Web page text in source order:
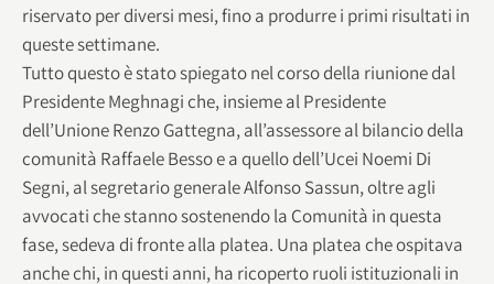
riservato per diversi mesi, fino a produrre i primi risultati in
queste settimane.
Tutto questo è stato spiegato nel corso della riunione dal
Presidente Meghnagi che, insieme al Presidente
dell’Unione Renzo Gattegna, all’assessore al bilancio della
comunità Raffaele Besso e a quello dell’Ucei Noemi Di
Segni, al segretario generale Alfonso Sassun, oltre agli
avvocati che stanno sostenendo la Comunità in questa
fase, sedeva di fronte alla platea. Una platea che ospitava
anche chi, in questi anni, ha ricoperto ruoli istituzionali in